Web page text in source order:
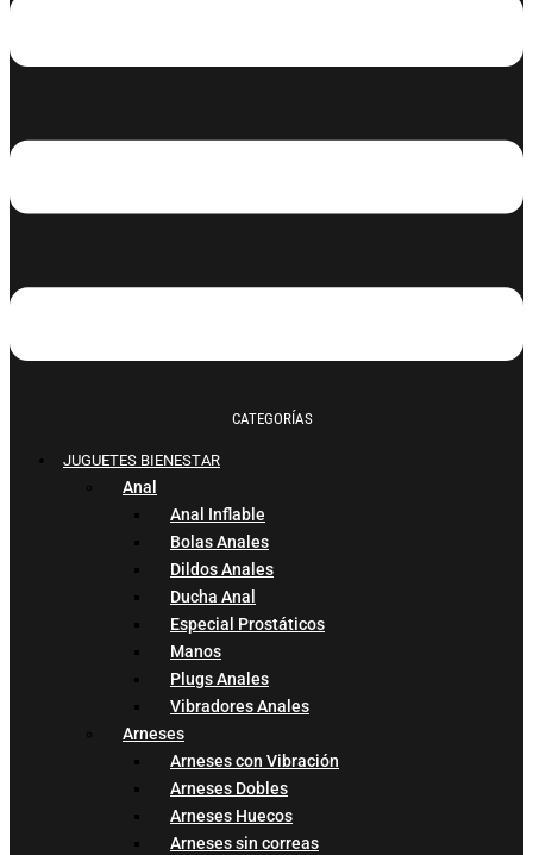
CATEGORÍAS
JUGUETES BIENESTAR
Anal
Anal Inflable
Bolas Anales
Dildos Anales
Ducha Anal
Especial Prostáticos
Manos
Plugs Anales
Vibradores Anales
Arneses
Arneses con Vibración
Arneses Dobles
Arneses Huecos
Arneses sin correas